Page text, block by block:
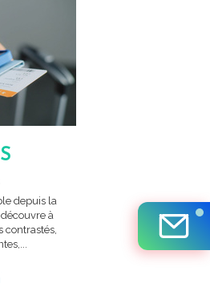
depuis la
à
contrastés,